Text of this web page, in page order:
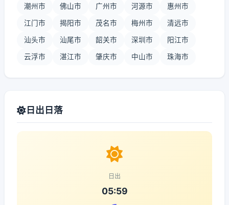
潮州市 佛山市 广州市 河源市 惠州市
江门市 揭阳市 茂名市 梅州市 清远市
汕头市 汕尾市 韶关市 深圳市 阳江市
云浮市 湛江市 肇庆市 中山市 珠海市
日出日落
日出
05:59